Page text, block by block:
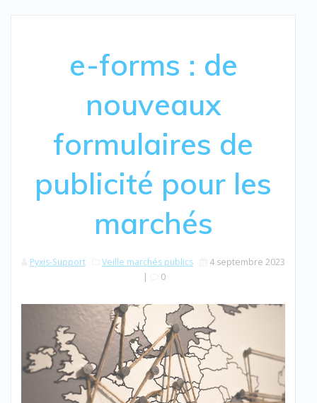
e-forms : de
nouveaux
formulaires de
publicité pour les
marchés
Pyxis-Support Veille marchés publics
4 septembre 2023
|
0